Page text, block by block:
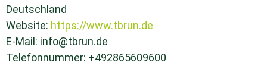
Deutschland
Website: https://www.tbrun.de
E-Mail: info@tbrun.de
Telefonnummer: +492865609600